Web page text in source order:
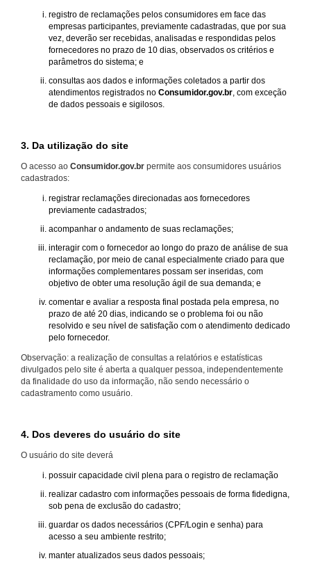
registro de reclamações pelos consumidores em face das
empresas participantes, previamente cadastradas, que por sua
vez, deverão ser recebidas, analisadas e respondidas pelos
fornecedores no prazo de 10 dias, observados os critérios e
parâmetros do sistema; e
consultas aos dados e informações coletados a partir dos
atendimentos registrados no Consumidor.gov.br , com exceção
de dados pessoais e sigilosos.
3. Da utilização do site
O acesso ao Consumidor.gov.br permite aos consumidores usuários
cadastrados:
registrar reclamações direcionadas aos fornecedores
previamente cadastrados;
acompanhar o andamento de suas reclamações;
interagir com o fornecedor ao longo do prazo de análise de sua
reclamação, por meio de canal especialmente criado para que
informações complementares possam ser inseridas, com
objetivo de obter uma resolução ágil de sua demanda; e
comentar e avaliar a resposta final postada pela empresa, no
prazo de até 20 dias, indicando se o problema foi ou não
resolvido e seu nível de satisfação com o atendimento dedicado
pelo fornecedor.
Observação: a realização de consultas a relatórios e estatísticas
divulgados pelo site é aberta a qualquer pessoa, independentemente
da finalidade do uso da informação, não sendo necessário o
cadastramento como usuário.
4. Dos deveres do usuário do site
O usuário do site deverá
possuir capacidade civil plena para o registro de reclamação
realizar cadastro com informações pessoais de forma fidedigna,
sob pena de exclusão do cadastro;
guardar os dados necessários (CPF/Login e senha) para
acesso a seu ambiente restrito;
manter atualizados seus dados pessoais;